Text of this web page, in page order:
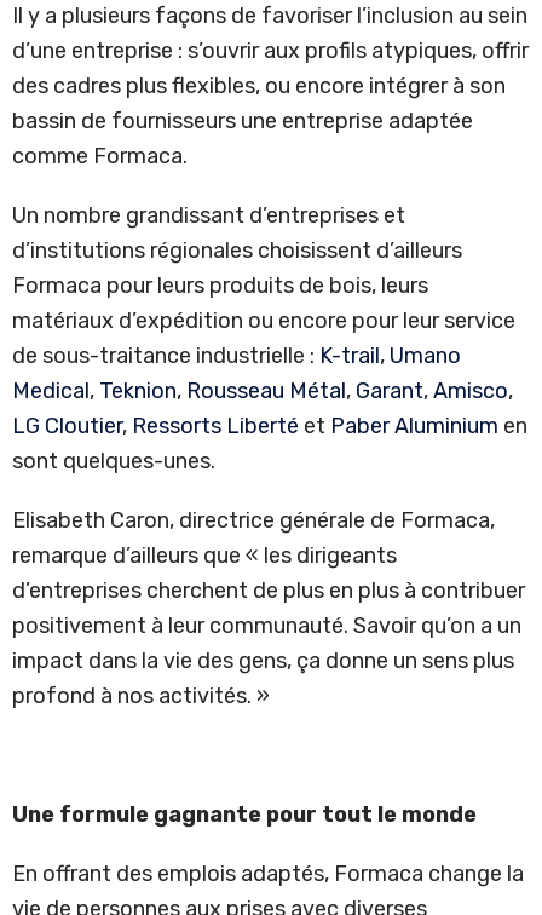
Il y a plusieurs façons de favoriser l’inclusion au sein
d’une entreprise : s’ouvrir aux profils atypiques, offrir
des cadres plus flexibles, ou encore intégrer à son
bassin de fournisseurs une entreprise adaptée
comme Formaca.
Un nombre grandissant d’entreprises et
d’institutions régionales choisissent d’ailleurs
Formaca pour leurs produits de bois, leurs
matériaux d’expédition ou encore pour leur service
de sous-traitance industrielle : K-trail, Umano
Medical, Teknion, Rousseau Métal, Garant,Amisco,
LG Cloutier, Ressorts Liberté et Paber Aluminium en
sont quelques-unes.
Elisabeth Caron, directrice générale de Formaca,
remarque d’ailleurs que « les dirigeants
d’entreprises cherchent de plus en plus à contribuer
positivement à leur communauté. Savoir qu’on a un
impact dans la vie des gens, ça donne un sens plus
profond à nos activités. »
Une formule gagnante pour tout le monde
En offrant des emplois adaptés, Formaca change la
vie de personnes aux prises avec diverses